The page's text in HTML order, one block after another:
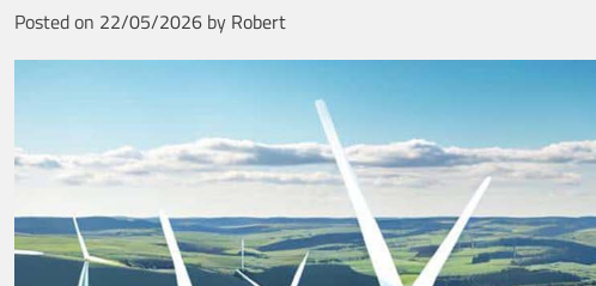
Posted on 22/05/2026 by Robert